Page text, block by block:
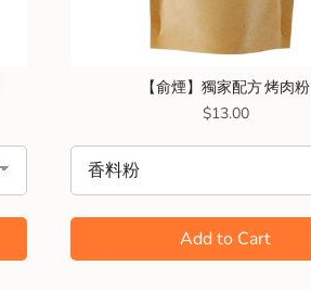
【俞煙】獨家配方 烤肉粉
Price
$13.00
Add to Cart